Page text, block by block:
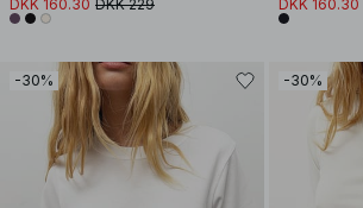
DKK 160.30 DKK 229
DKK 160.30
-30% -30%